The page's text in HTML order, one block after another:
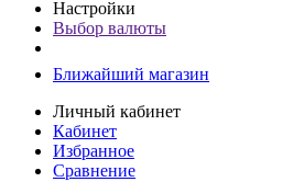
Настройки
Выбор валюты
Ближайший магазин
Личный кабинет
Кабинет
Избранное
Сравнение